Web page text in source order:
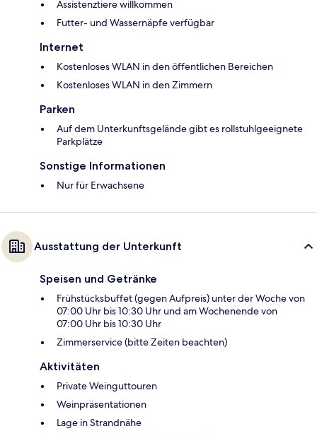
Assistenztiere willkommen
Futter- und Wassernäpfe verfügbar
Internet
Kostenloses WLAN in den öffentlichen Bereichen
Kostenloses WLAN in den Zimmern
Parken
Auf dem Unterkunftsgelände gibt es rollstuhlgeeignete
Parkplätze
Sonstige Informationen
Nur für Erwachsene
Ausstattung der Unterkunft
Speisen und Getränke
Frühstücksbuffet (gegen Aufpreis) unter der Woche von
07:00 Uhr bis 10:30 Uhr und am Wochenende von
07:00 Uhr bis 10:30 Uhr
Zimmerservice (bitte Zeiten beachten)
Aktivitäten
Private Weinguttouren
Weinpräsentationen
Lage in Strandnähe